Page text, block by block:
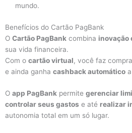
mundo.
Benefícios do Cartão PagBank
O Cartão PagBank combina inovação
sua vida financeira.
Com o cartão virtual, você faz
e ainda ganha cashback automático
O app PagBank permite gerenciar
controlar seus gastos e até realizar
autonomia total em um só lugar.